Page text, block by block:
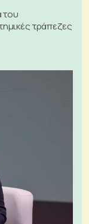
του
τράπεζες